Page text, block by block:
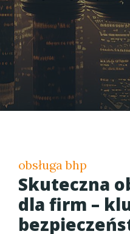
obsługa bhp
Skuteczna
dla firm –